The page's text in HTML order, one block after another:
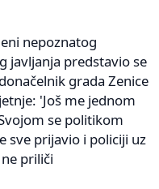
nepoznatog
javljanja predstavio se
grada Zenice
'Još me jednom
se politikom
sve prijavio i policiji uz
priliči